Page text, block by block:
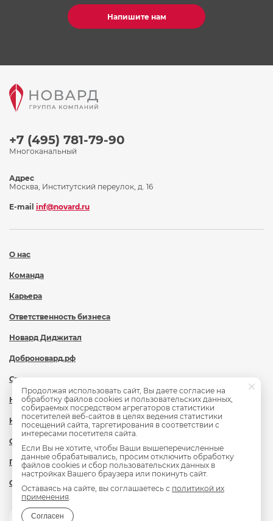
Напишите нам
+7 (495) 781-79-90
Многоканальный
О нас
Команда
Карьера
Ответственность бизнеса
Новард Диджитал
Доброновард.рф
Статьи
Новости
Контакты
Охрана труда
Политика обработки персональных данных
Сведения об образовательной организации
Адрес
Москва, Институтский переулок, д. 16
E-mail inf@novard.ru
Продолжая использовать сайт, Вы даете согласие на
обработку файлов cookies и пользовательских данных,
собираемых посредством агрегаторов статистики
посетителей веб-сайтов в целях ведения статистики
посещений сайта, таргетирования в соответствии с
интересами посетителя сайта.
Если Вы не хотите, чтобы Ваши вышеперечисленные
данные обрабатывались, просим отключить обработку
файлов cookies и сбор пользовательских данных в
настройках Вашего браузера или покинуть сайт.
Оставаясь на сайте, вы соглашаетесь с политикой их
применения.
Согласен